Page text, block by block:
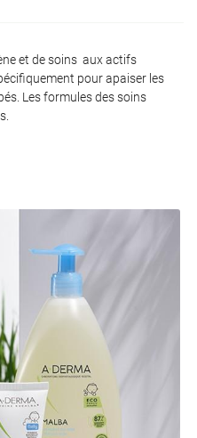
Une
nos propositions commerciales à
vous désinscrire à tout moment en
et de soins aux actifs
pour apaiser les
Les formules des soins